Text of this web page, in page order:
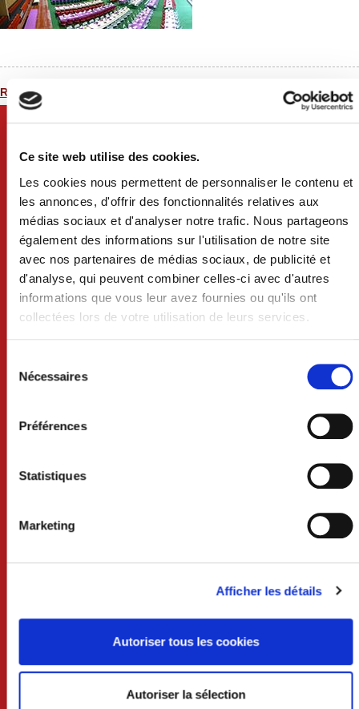
Ce site web utilise des cookies.
Les cookies nous permettent de personnaliser le contenu et
les annonces, d'offrir des fonctionnalités relatives aux
médias sociaux et d'analyser notre trafic. Nous partageons
également des informations sur l'utilisation de notre site
avec nos partenaires de médias sociaux, de publicité et
d'analyse, qui peuvent combiner celles-ci avec d'autres
informations que vous leur avez fournies ou qu'ils ont
collectées lors de votre utilisation de leurs services.
consentement
Nécessaires
Préférences
Statistiques
Marketing
Afficher les détails
Autoriser tous les cookies
Autoriser la sélection
Retour à la liste
Lundi au mercredi 8h30-12h et 13h30-18h
Samedi 9h-12h (uniquement sur rdv)
Liens utiles